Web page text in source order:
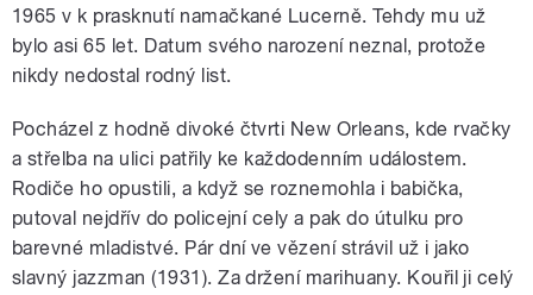
1965 v k prasknutí namačkané Lucerně. Tehdy mu už
bylo asi 65 let. Datum svého narození neznal, protože
nikdy nedostal rodný list.
Pocházel z hodně divoké čtvrti New Orleans, kde rvačky
a střelba na ulici patřily ke každodenním událostem.
Rodiče ho opustili, a když se roznemohla i babička,
putoval nejdřív do policejní cely a pak do útulku pro
barevné mladistvé. Pár dní ve vězení strávil už i jako
slavný jazzman (1931). Za držení marihuany. Kouřil ji celý